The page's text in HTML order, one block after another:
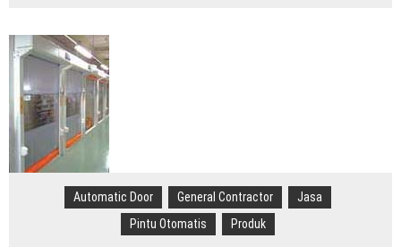
Automatic Door General Contractor
Jasa
Pintu Otomatis
Produk